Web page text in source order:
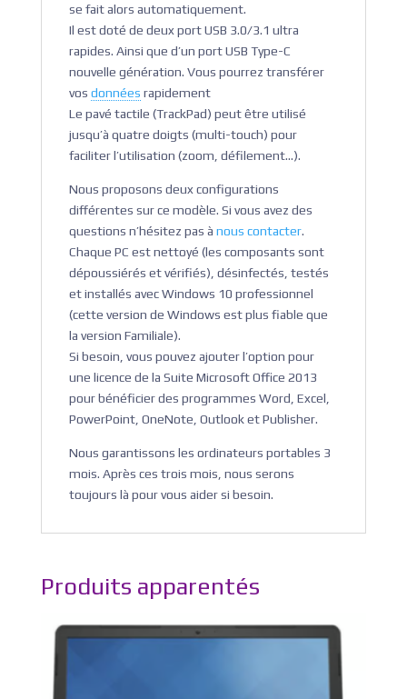
se fait alors automatiquement.
Il est doté de deux port USB 3.0/3.1 ultra
rapides. Ainsi que d’un port USB Type-C
nouvelle génération. Vous pourrez transférer
vos données rapidement
Le pavé tactile (TrackPad) peut être utilisé
jusqu’à quatre doigts (multi-touch) pour
faciliter l’utilisation (zoom, défilement…).
Nous proposons deux configurations
différentes sur ce modèle. Si vous avez des
questions n’hésitez pas à nous contacter.
Chaque PC est nettoyé (les composants sont
dépoussiérés et vérifiés), désinfectés, testés
et installés avec Windows 10 professionnel
(cette version de Windows est plus fiable que
la version Familiale).
Si besoin, vous pouvez ajouter l’option pour
une licence de la Suite Microsoft Office 2013
pour bénéficier des programmes Word, Excel,
PowerPoint, OneNote, Outlook et Publisher.
Nous garantissons les ordinateurs portables 3
mois. Après ces trois mois, nous serons
toujours là pour vous aider si besoin.
Produits apparentés